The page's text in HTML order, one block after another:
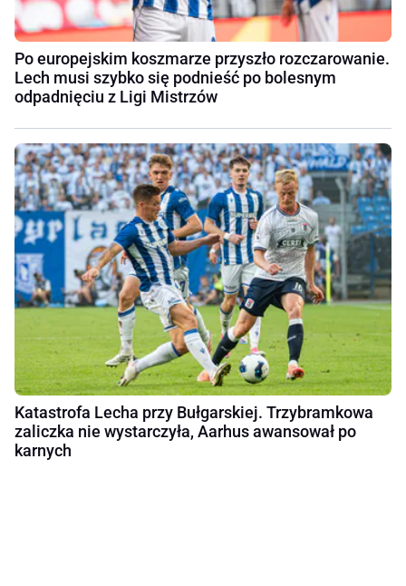
Po europejskim koszmarze przyszło rozczarowanie.
Lech musi szybko się podnieść po bolesnym
odpadnięciu z Ligi Mistrzów
Katastrofa Lecha przy Bułgarskiej. Trzybramkowa
zaliczka nie wystarczyła, Aarhus awansował po
karnych